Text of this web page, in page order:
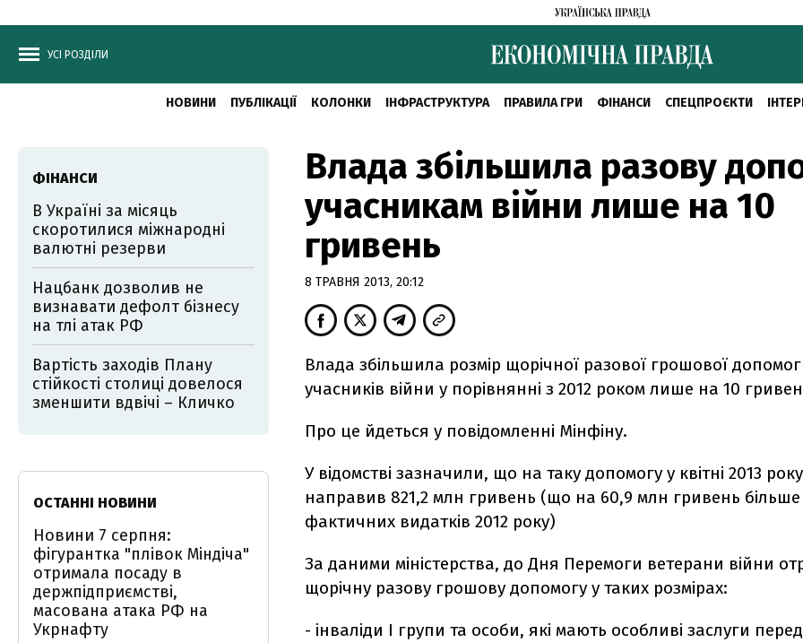
УСІ РОЗДІЛИ
НОВИНИ ПУБЛІКАЦІЇ КОЛОНКИ ІНФРАСТРУКТУРА ПРАВИЛА ГРИ ФІНАНСИ СПЕЦПРОЄКТИ
Влада збільшила разову
учасникам війни лише на 10
гривень
8 ТРАВНЯ 2013, 20:12
Влада збільшила розмір щорічної разової грошової
учасників війни у порівнянні з 2012 роком лише на 10
Про це йдеться у повідомленні Мінфіну.
У відомстві зазначили, що на таку допомогу у квітні 2013
направив 821,2 млн гривень (що на 60,9 млн гривень
фактичних видатків 2012 року)
За даними міністерства, до Дня Перемоги ветерани війни
щорічну разову грошову допомогу у таких розмірах:
- інваліди І групи та особи, які мають особливі заслуги перед
ФІНАНСИ
В Україні за місяць
скоротилися міжнародні
валютні резерви
Нацбанк дозволив не
визнавати дефолт бізнесу
на тлі атак РФ
Вартість заходів Плану
стійкості столиці довелося
зменшити вдвічі – Кличко
ОСТАННІ НОВИНИ
Новини 7 серпня:
фігурантка "плівок Міндіча"
отримала посаду в
держпідприємстві,
масована атака РФ на
Укрнафту